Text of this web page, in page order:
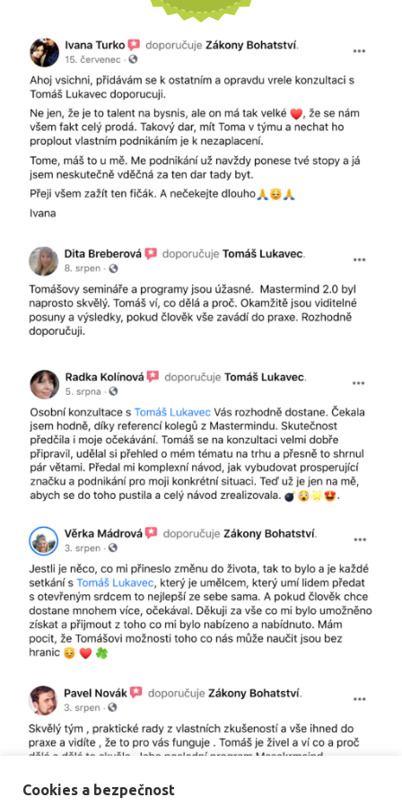
Cookies a bezpečnost